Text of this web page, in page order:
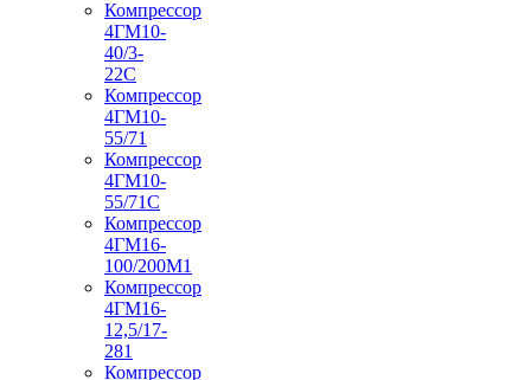
Компрессор
4ГМ10-
40/3-
22С
Компрессор
4ГМ10-
55/71
Компрессор
4ГМ10-
55/71С
Компрессор
4ГМ16-
100/200М1
Компрессор
4ГМ16-
12,5/17-
281
Компрессор